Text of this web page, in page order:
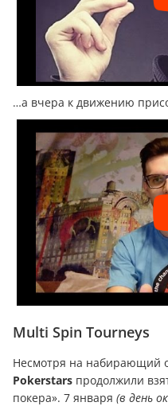
…а вчера к движению
Multi Spin Tourneys
Несмотря на набирающий
Pokerstars продолжили
покера». 7 января (в день